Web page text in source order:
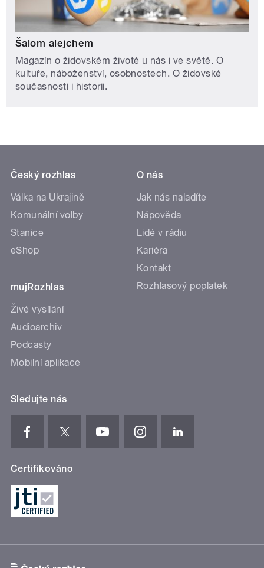
Šalom alejchem
Magazín o židovském životě u nás i ve světě. O
kultuře, náboženství, osobnostech. O židovské
současnosti i historii.
Český rozhlas
Válka na Ukrajině
Komunální volby
Stanice
eShop
mujRozhlas
Živé vysílání
Audioarchiv
Podcasty
Mobilní aplikace
O nás
Jak nás naladíte
Nápověda
Lidé v rádiu
Kariéra
Kontakt
Rozhlasový poplatek
Sledujte nás
Certifikováno